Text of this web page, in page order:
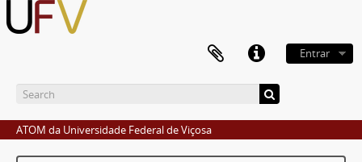
Entrar
ATOM da Universidade Federal de Viçosa